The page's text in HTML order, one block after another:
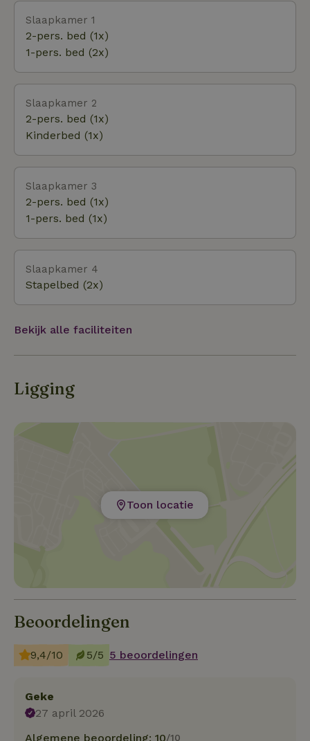
Brugge( 3km) en het sfeervolle boekendorp Damme
( 3km), ligt onze vakantiehoeve. De ideale
uitvalsbasis om ook het strand en Knokke met het
natuurreservaat het Zwin (15km), Sluis (18km) en
het mooie polderlandschap te verkennen.De
kinderen mogen meehelpen met de boer(in)tijdens
het voederen van de dieren of kunnen zich uitleven
op de speelweide met speeltoestellen.Nieuw! Er
staan go-carts ter beschikking Vanaf onze hoeve sta
je direct op een fietsknooppunt, mountainbike- of
wandelroute. Hartelijk welkom!
Slaapkamer 1
2-pers. bed (1x)
1-pers. bed (2x)
Slaapkamer 2
2-pers. bed (1x)
Kinderbed (1x)
Slaapkamer 3
2-pers. bed (1x)
1-pers. bed (1x)
Slaapkamer 4
Stapelbed (2x)
Bekijk alle faciliteiten
Ligging
Toon locatie
Beoordelingen
9,4/10 5/5 5 beoordelingen
Geke
27 april 2026
Algemene beoordeling: 10/10